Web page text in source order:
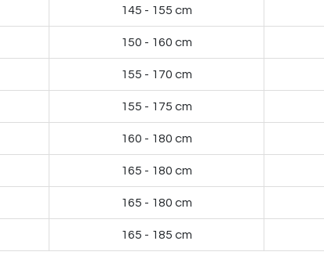
145 - 155 cm
150 - 160 cm
155 - 170 cm
155 - 175 cm
160 - 180 cm
165 - 180 cm
165 - 180 cm
165 - 185 cm